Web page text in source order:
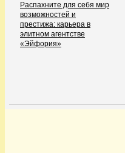
Распахните для себя мир
возможностей и
престижа: карьера в
элитном агентстве
«Эйфория»